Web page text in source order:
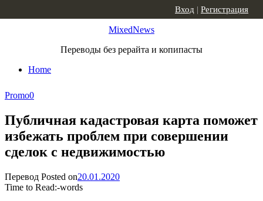
MixedNews
Переводы без рерайта и копипасты
Home
Вход | Регистрация
Promo0
Публичная кадастровая карта поможет
избежать проблем при совершении
сделок с недвижимостью
Перевод Posted on20.01.2020
Time to Read:-words